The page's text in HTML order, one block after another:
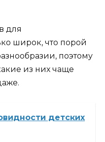
для
широк, что порой
поэтому
из них чаще
детских